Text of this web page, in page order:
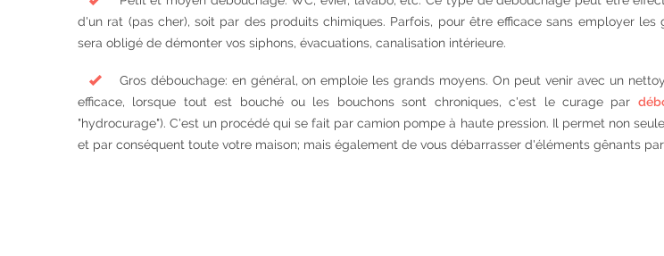
d'un rat (pas cher), soit par des produits chimiques. Parfois, pour être efficace sans employer les
sera obligé de démonter vos siphons, évacuations, canalisation intérieure.
Gros débouchage: en général, on emploie les grands moyens. On peut venir avec un
efficace, lorsque tout est bouché ou les bouchons sont chroniques, c'est le curage par
"hydrocurage"). C'est un procédé qui se fait par camion pompe à haute pression. Il permet non
et par conséquent toute votre maison; mais également de vous débarrasser d'éléments gênants